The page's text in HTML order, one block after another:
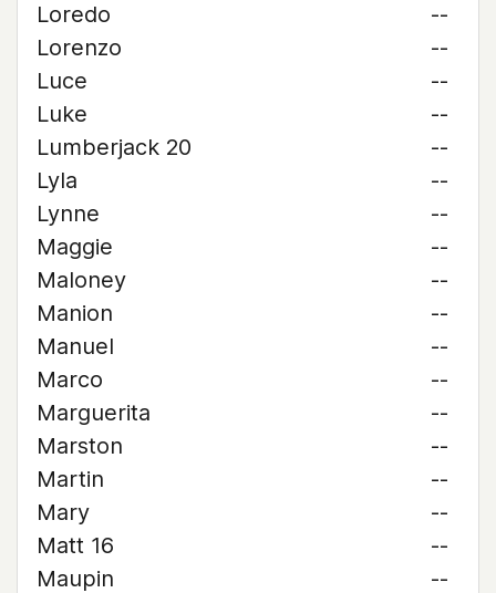
Loredo
--
Lorenzo
--
Luce
--
Luke
--
Lumberjack 20
--
Lyla
--
Lynne
--
Maggie
--
Maloney
--
Manion
--
Manuel
--
Marco
--
Marguerita
--
Marston
--
Martin
--
Mary
--
Matt 16
--
Maupin
--